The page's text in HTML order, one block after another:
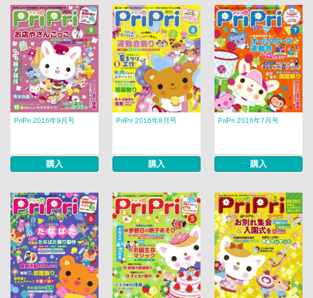
PriPri 2016年9月号
購入
PriPri 2016年8月号
購入
PriPri 2016年7月号
購入